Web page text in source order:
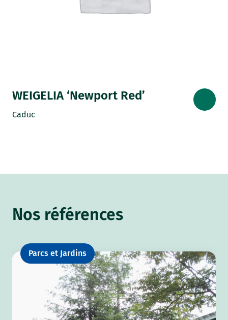
WEIGELIA ‘Newport Red’
Caduc
Nos références
Parcs et Jardins